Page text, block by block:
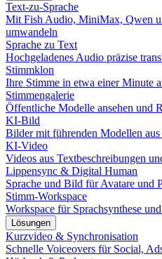
Text-zu-Sprache
Mit Fish Audio, MiniMax, Qwen
umwandeln
Sprache zu Text
Hochgeladenes Audio präzise
Stimmklon
Ihre Stimme in etwa einer Minute
Stimmengalerie
Öffentliche Modelle ansehen und
KI-Bild
Bilder mit führenden Modellen aus
KI-Video
Videos aus Textbeschreibungen
Lippensync & Digital Human
Sprache und Bild für Avatare und
Stimm-Workspace
Workspace für Sprachsynthese
Lösungen
Kurzvideo & Synchronisation
Schnelle Voiceovers für Social,